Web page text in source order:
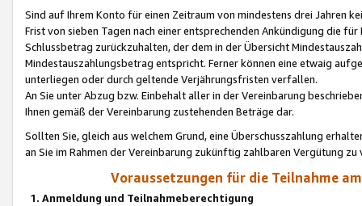
Sind auf Ihrem Konto für einen Zeitraum von mindestens drei Jahren
Frist von sieben Tagen nach einer entsprechenden Ankündigung die
Schlussbetrag zurückzuhalten, der dem in der Übersicht
Mindestauszahlungsbetrag entspricht. Ferner können eine etwaig
unterliegen oder durch geltende Verjährungsfristen verfallen.
An Sie unter Abzug bzw. Einbehalt aller in der Vereinbarung
Ihnen gemäß der Vereinbarung zustehenden Beträge dar.
Sollten Sie, gleich aus welchem Grund, eine Überschusszahlung
an Sie im Rahmen der Vereinbarung zukünftig zahlbaren Vergütung zu
Voraussetzungen für die Teilnahme
1. Anmeldung und Teilnahmeberechtigung